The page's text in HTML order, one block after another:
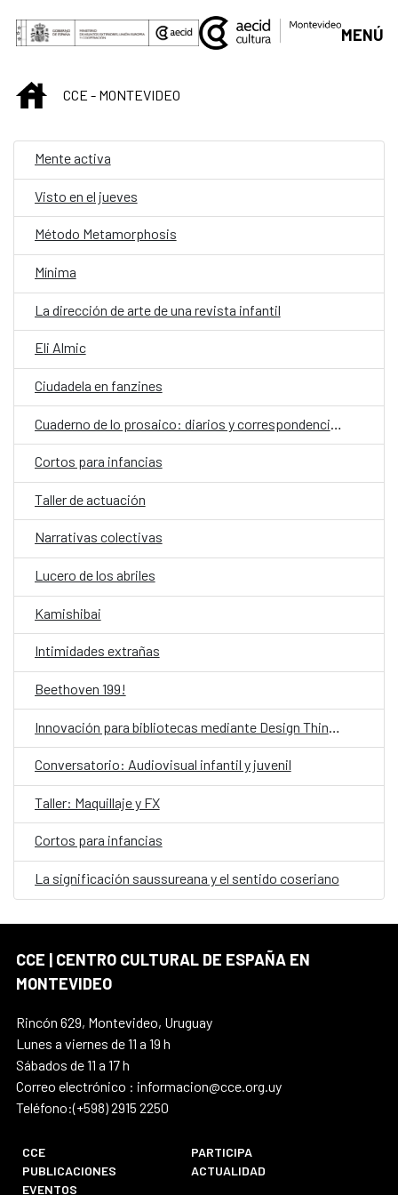
Saltar al contenido principal
MENÚ
INICIOCCE - MONTEVIDEO
Mente activa
Visto en el jueves
Método Metamorphosis
Mínima
La dirección de arte de una revista infantil
Eli Almic
Ciudadela en fanzines
Cortos para infancias
Taller de actuación
Narrativas colectivas
Lucero de los abriles
Kamishibai
Intimidades extrañas
Beethoven 199!
Conversatorio: Audiovisual infantil y juvenil
Taller: Maquillaje y FX
Cortos para infancias
La significación saussureana y el sentido coseriano
CCE | CENTRO CULTURAL DE ESPAÑA EN
MONTEVIDEO
Rincón 629, Montevideo, Uruguay
Lunes a viernes de 11 a 19 h
Sábados de 11 a 17 h
Correo electrónico : informacion@cce.org.uy
Teléfono:(+598) 2915 2250
CCE
PARTICIPA
PUBLICACIONES
ACTUALIDAD
EVENTOS